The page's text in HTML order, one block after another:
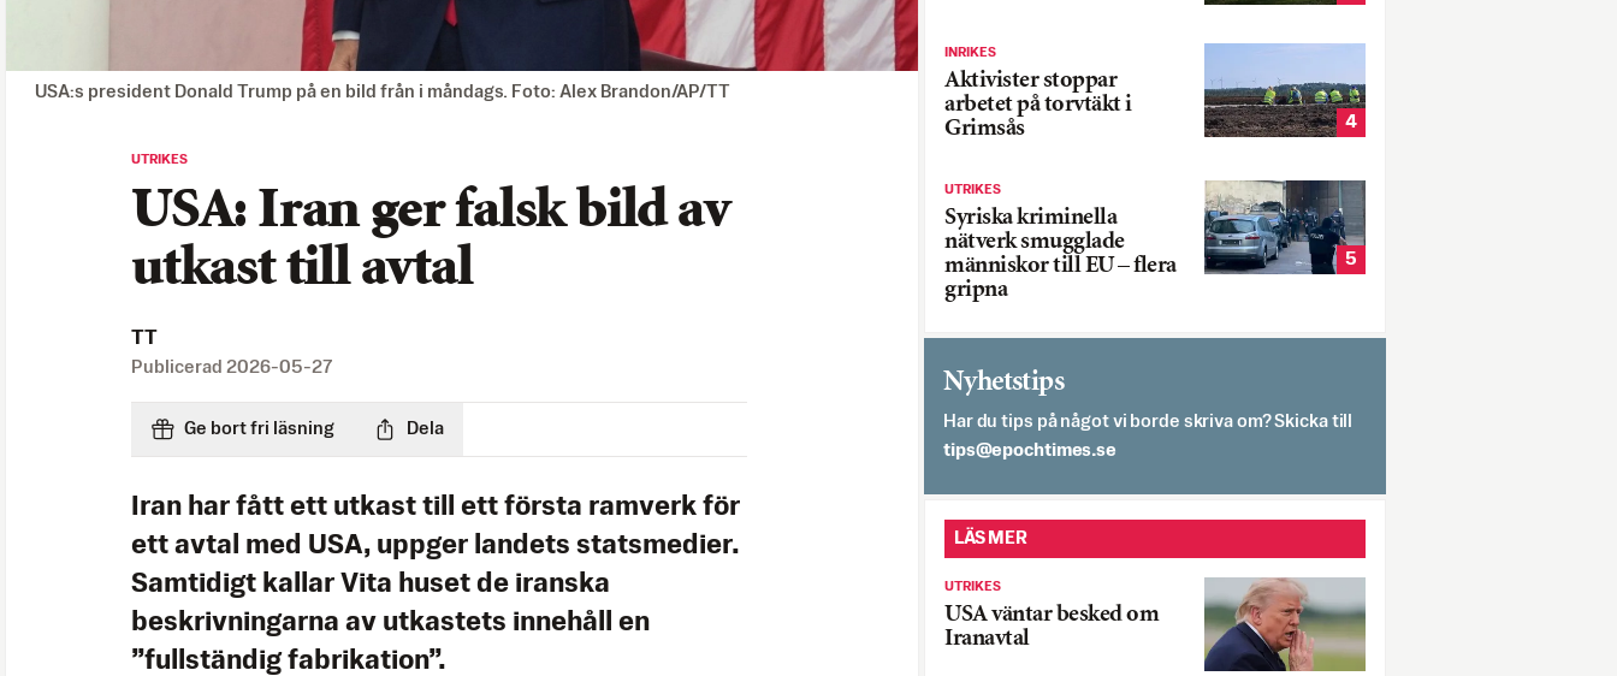
USA:s president Donald Trump på en bild från i måndags. Foto: Alex Brandon/AP/TT
UTRIKES
USA: Iran ger falsk bild av
utkast till avtal
TT
Publicerad 2026-05-27
Ge bort fri läsning Dela
Iran har fått ett utkast till ett första ramverk för
ett avtal med USA, uppger landets statsmedier.
Samtidigt kallar Vita huset de iranska
beskrivningarna av utkastets innehåll en
”fullständig fabrikation”.
INRIKES
Aktivister stoppar
arbetet på torvtäkt i
Grimsås
4
UTRIKES
Syriska kriminella
nätverk smugglade
människor till EU – flera
gripna
5
Nyhetstips
Har du tips på något vi borde skriva om? Skicka till
es.semithcope@spit
LÄS MER
UTRIKES
USA väntar besked om
Iranavtal